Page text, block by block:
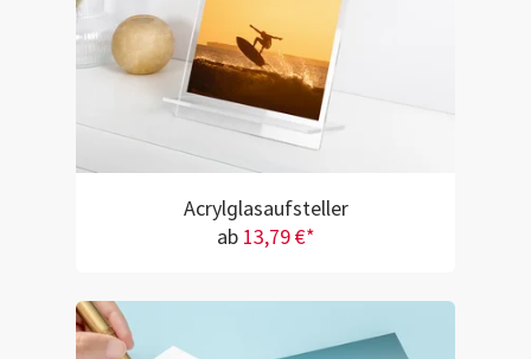
Acrylglasaufsteller
ab 13,79 €*